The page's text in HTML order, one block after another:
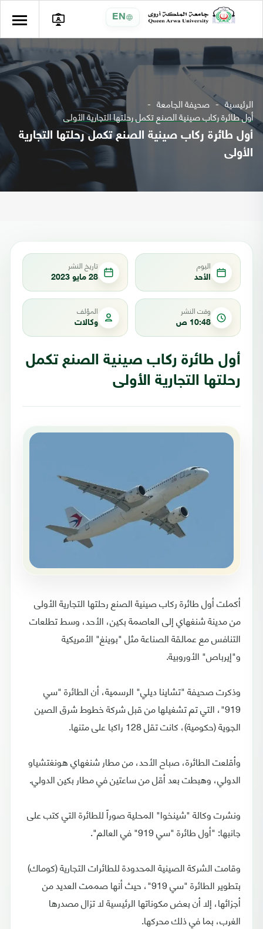
EN
الرئيسية صحيفة الجامعة
أول طائرة ركاب صينية الصنع تكمل رحلتها التجارية الأولى
أول طائرة ركاب صينية الصنع تكمل رحلتها التجارية
الأولى
اليوم
الأحد
تاريخ النشر
28 مايو 2023
وقت النشر
10:48 ص
المؤلف
وكالات
أول طائرة ركاب صينية الصنع تكمل
رحلتها التجارية الأولى
أكملت أول طائرة ركاب صينية الصنع رحلتها التجارية الأولى
من مدينة شنغهاي إلى العاصمة بكين، الأحد، وسط تطلعات
التنافس مع عمالقة الصناعة مثل "بوينغ" الأمريكية
و"إيرباص" الأوروبية.
وذكرت صحيفة "تشاينا ديلي" الرسمية، أن الطائرة "سي
919"، التي تم تشغيلها من قبل شركة خطوط شرق الصين
الجوية (حكومية)، كانت تقل 128 راكبا على متنها.
وأقلعت الطائرة، صباح الأحد، من مطار شنغهاي هونغتشياو
الدولي، وهبطت بعد أقل من ساعتين في مطار بكين الدولي.
ونشرت وكالة "شينخوا" المحلية صوراً للطائرة التي كتب على
جانبها: "أول طائرة "سي 919" في العالم".
وقامت الشركة الصينية المحدودة للطائرات التجارية (كوماك)
بتطوير الطائرة "سي 919"، حيث أنها صممت العديد من
أجزائها، إلا أن بعض مكوناتها الرئيسية لا تزال مصدرها
الغرب، بما في ذلك محركها.